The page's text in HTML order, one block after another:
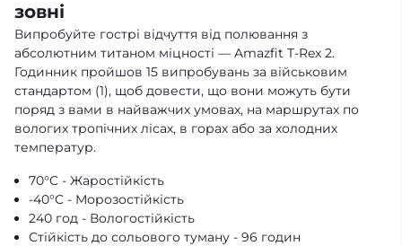
зовні
Випробуйте гострі відчуття від полювання з
абсолютним титаном міцності — Amazfit T-Rex 2.
Годинник пройшов 15 випробувань за військовим
стандартом (1), щоб довести, що вони можуть бути
поряд з вами в найважчих умовах, на маршрутах по
вологих тропічних лісах, в горах або за холодних
температур.
70°C - Жаростійкість
-40°C - Морозостійкість
240 год - Вологостійкість
Стійкість до сольового туману - 96 годин